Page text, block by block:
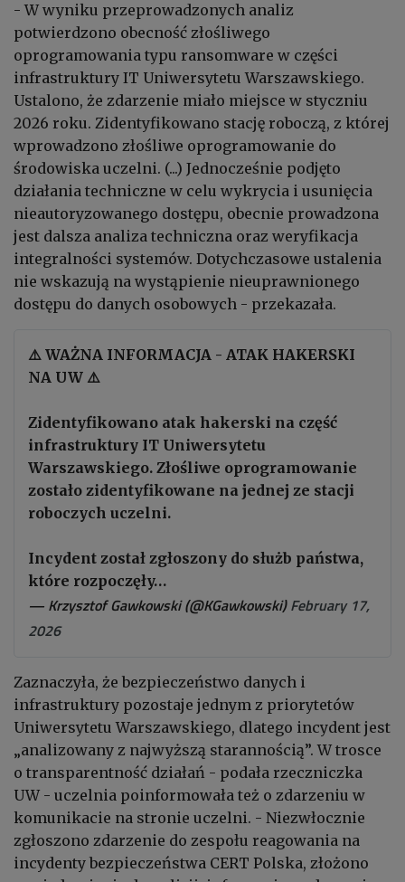
- W wyniku przeprowadzonych analiz
potwierdzono obecność złośliwego
oprogramowania typu ransomware w części
infrastruktury IT Uniwersytetu Warszawskiego.
Ustalono, że zdarzenie miało miejsce w styczniu
2026 roku. Zidentyfikowano stację roboczą, z której
wprowadzono złośliwe oprogramowanie do
środowiska uczelni. (...) Jednocześnie podjęto
działania techniczne w celu wykrycia i usunięcia
nieautoryzowanego dostępu, obecnie prowadzona
jest dalsza analiza techniczna oraz weryfikacja
integralności systemów. Dotychczasowe ustalenia
nie wskazują na wystąpienie nieuprawnionego
dostępu do danych osobowych - przekazała.
⚠️ WAŻNA INFORMACJA - ATAK HAKERSKI
NA UW ⚠️
Zidentyfikowano atak hakerski na część
infrastruktury IT Uniwersytetu
Warszawskiego. Złośliwe oprogramowanie
zostało zidentyfikowane na jednej ze stacji
roboczych uczelni.
Incydent został zgłoszony do służb państwa,
które rozpoczęły…
— Krzysztof Gawkowski (@KGawkowski)February 17,
2026
Zaznaczyła, że bezpieczeństwo danych i
infrastruktury pozostaje jednym z priorytetów
Uniwersytetu Warszawskiego, dlatego incydent jest
„analizowany z najwyższą starannością”. W trosce
o transparentność działań - podała rzeczniczka
UW - uczelnia poinformowała też o zdarzeniu w
komunikacie na stronie uczelni. - Niezwłocznie
zgłoszono zdarzenie do zespołu reagowania na
incydenty bezpieczeństwa CERT Polska, złożono